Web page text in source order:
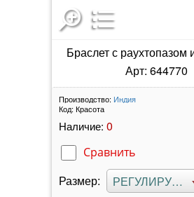
Браслет с раухтопазом
Арт: 644770
Производство: Индия
Код: Красота
Наличие: 0
Сравнить
Размер: РЕГУЛИРУЕМЫЙ